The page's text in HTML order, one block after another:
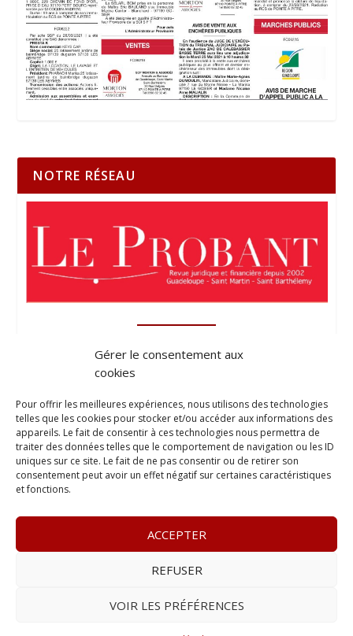
Gérer le consentement aux
cookies
Pour offrir les meilleures expériences, nous utilisons des technologies
telles que les cookies pour stocker et/ou accéder aux informations des
appareils. Le fait de consentir à ces technologies nous permettra de
traiter des données telles que le comportement de navigation ou les ID
uniques sur ce site. Le fait de ne pas consentir ou de retirer son
consentement peut avoir un effet négatif sur certaines caractéristiques
et fonctions.
ACCEPTER
REFUSER
VOIR LES PRÉFÉRENCES
NOTRE RÉSEAU
– www.lapostille.fr –
– E-mail :contact@lapostille.fr–